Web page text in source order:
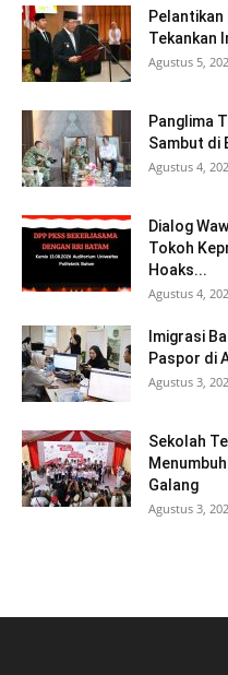
Pelantikan
Tekankan
Agustus 5,
Panglima
Sambut di
Agustus 4,
Dialog
Tokoh
Hoaks...
Agustus 4,
Imigrasi
Paspor di
Agustus 3,
Sekolah
Galang
Agustus 3,